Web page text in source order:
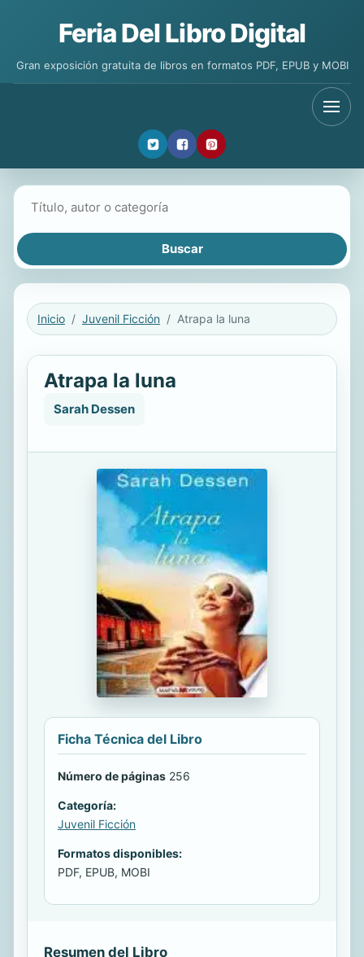
Feria Del Libro Digital
Gran exposición gratuita de libros en formatos PDF, EPUB y MOBI
Inicio Juvenil Ficción Atrapa la luna
Atrapa la luna
Sarah Dessen
Ficha Técnica del Libro
Número de páginas 256
Categoría:
Juvenil Ficción
Formatos disponibles:
PDF, EPUB, MOBI
Resumen del Libro